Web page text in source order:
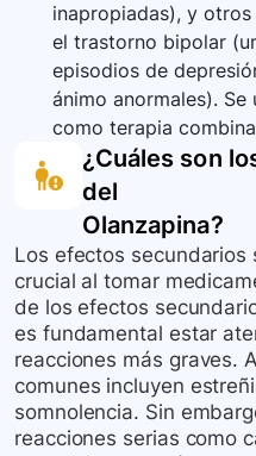
inapropiadas), y
el trastorno bipolar
episodios de
ánimo anormales).
como terapia
¿Cuáles son
del
Olanzapina?
Los efectos secundarios
crucial al tomar
de los efectos
es fundamental estar
reacciones más graves.
comunes incluyen
somnolencia. Sin
reacciones serias como